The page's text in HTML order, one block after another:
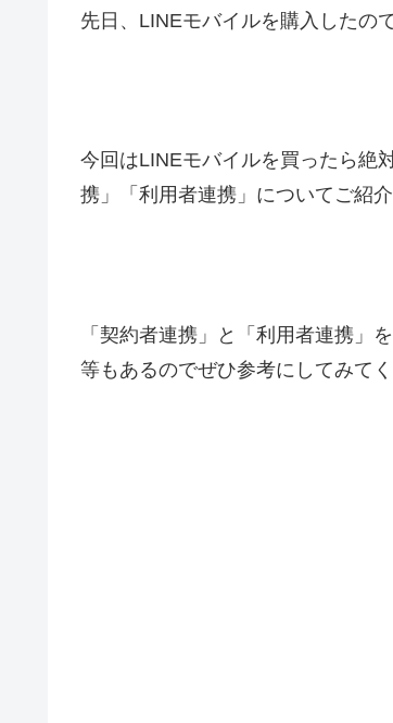
先日、LINEモバイルを購入したの
今回はLINEモバイルを買ったら絶
携」「利用者連携」についてご紹介
「契約者連携」と「利用者連携」
等もあるのでぜひ参考にしてみてく